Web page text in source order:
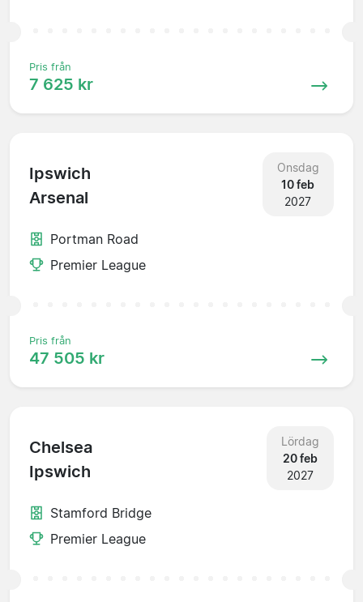
Pris från
7 625 kr
Ipswich
Arsenal
Onsdag
10 feb
2027
Portman Road
Premier League
Pris från
47 505 kr
Chelsea
Ipswich
Lördag
20 feb
2027
Stamford Bridge
Premier League